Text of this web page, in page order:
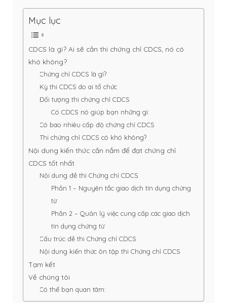
Mục lục
CDCS là gì? Ai sẽ cần thi chứng chỉ CDCS, nó có
khó không?
Chứng chỉ CDCS là gì?
Kỳ thi CDCS do ai tổ chức
Đối tượng thi chứng chỉ CDCS
Có CDCS nó giúp bạn những gì:
Có bao nhiêu cấp độ chứng chỉ CDCS
Thi chứng chỉ CDCS có khó không?
Nội dung kiến thức cần nắm để đạt chứng chỉ
CDCS tốt nhất
Nội dung đề thi Chứng chỉ CDCS
Phần 1 – Nguyên tắc giao dịch tín dụng chứng
từ
Phần 2 – Quản lý việc cung cấp các giao dịch
tín dụng chứng từ
Cấu trúc đề thi Chứng chỉ CDCS
Nội dung kiến thức ôn tập thi Chứng chỉ CDCS
Tạm kết
Về chúng tôi
Có thể bạn quan tâm: